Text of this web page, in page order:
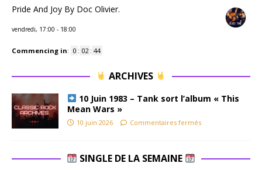
Pride And Joy By Doc Olivier.
vendredi, 17:00 - 18:00
Commencing in: 0 : 02 : 43
ARCHIVES
10 Juin 1983 – Tank sort l’album « This
Mean Wars »
10 juin 2026 Commentaires fermés
SINGLE DE LA SEMAINE